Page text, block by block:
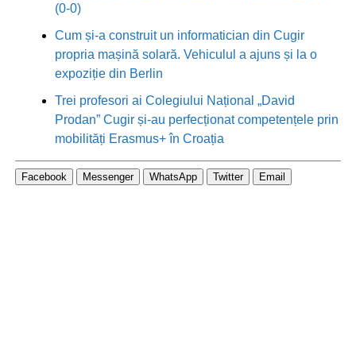
(0-0)
Cum și-a construit un informatician din Cugir
propria mașină solară. Vehiculul a ajuns și la o
expoziție din Berlin
Trei profesori ai Colegiului Național „David
Prodan” Cugir și-au perfecționat competențele prin
mobilități Erasmus+ în Croația
Facebook Messenger WhatsApp Twitter Email